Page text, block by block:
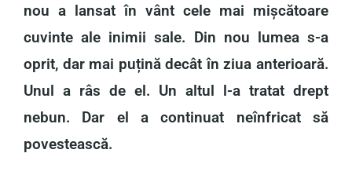
nou a lansat în vânt cele mai mișcătoare
cuvinte ale inimii sale. Din nou lumea s-a
oprit, dar mai puțină decât în ziua anterioară.
Unul a râs de el. Un altul l-a tratat drept
nebun. Dar el a continuat neînfricat să
povestească.